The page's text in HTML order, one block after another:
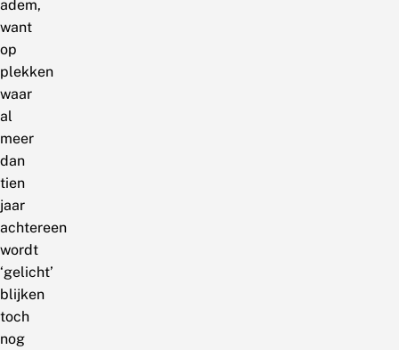
adem,
want
op
plekken
waar
al
meer
dan
tien
jaar
achtereen
wordt
‘gelicht’
blijken
toch
nog